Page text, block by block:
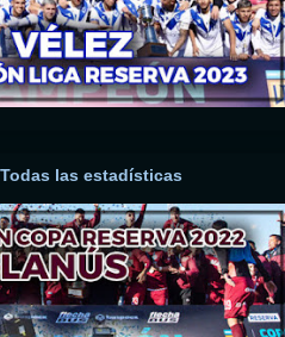
Todas las estadísticas